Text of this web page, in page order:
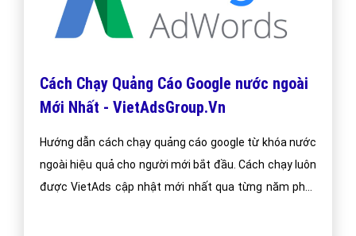
Cách Chạy Quảng Cáo Google nước ngoài
Mới Nhất - VietAdsGroup.Vn
Hướng dẫn cách chạy quảng cáo google từ khóa nước
ngoài hiệu quả cho người mới bắt đầu. Cách chạy luôn
được VietAds cập nhật mới nhất qua từng năm phát